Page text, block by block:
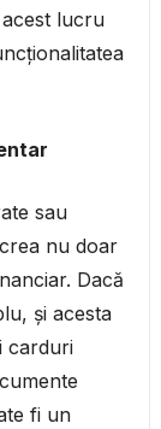
lucru
sau
nu doar
Dacă
și acesta
carduri
fi un